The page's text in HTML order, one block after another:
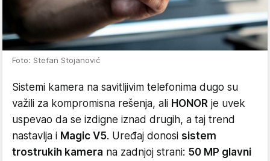
Foto: Stefan Stojanović
Sistemi kamera na savitljivim telefonima dugo su
važili za kompromisna rešenja, ali HONOR je uvek
uspevao da se izdigne iznad drugih, a taj trend
nastavlja i Magic V5. Uređaj donosi sistem
trostrukih kamera na zadnjoj strani: 50 MP glavni